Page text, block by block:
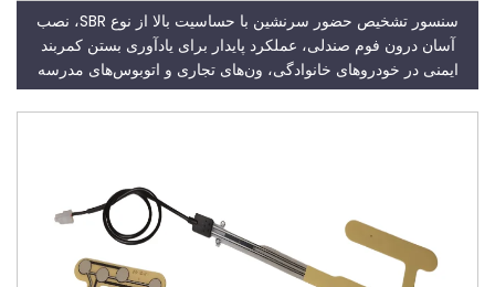
سنسور تشخیص حضور سرنشین با حساسیت بالا از نوع SBR، نصب
آسان درون فوم صندلی، عملکرد پایدار برای یادآوری بستن کمربند
ایمنی در خودروهای خانوادگی، ون‌های تجاری و اتوبوس‌های مدرسه